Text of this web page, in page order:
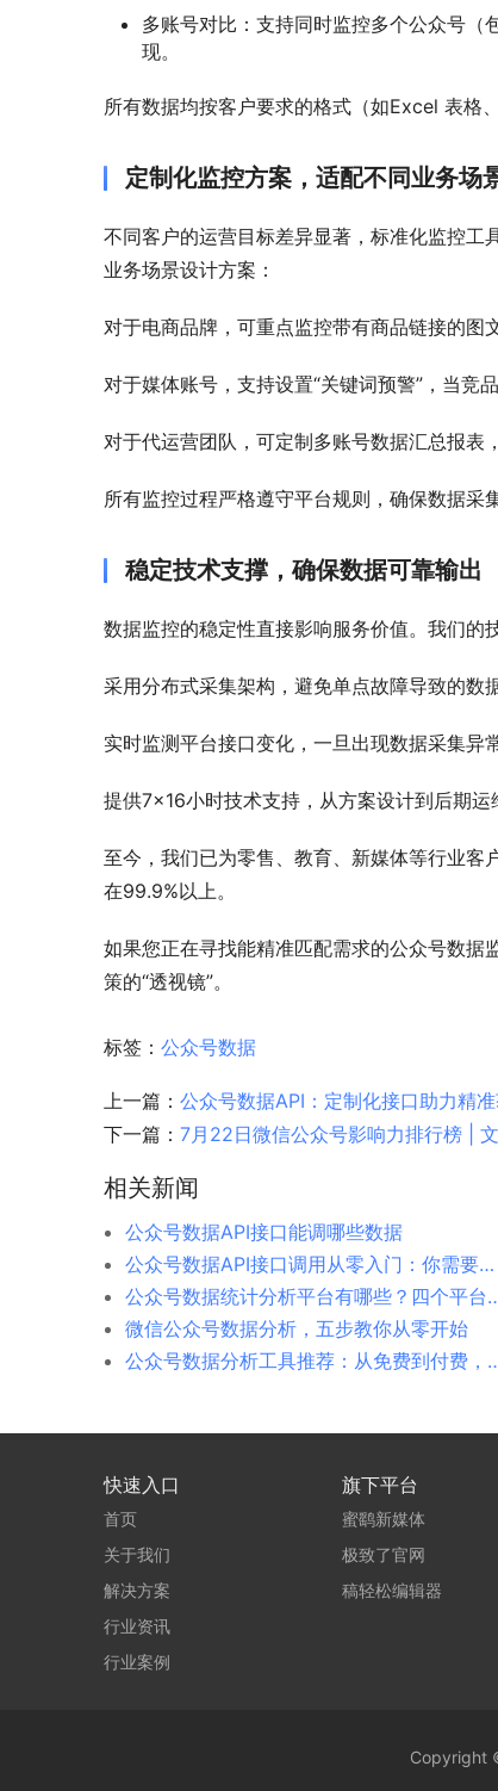
多账号对比：支持同时监控多个公众号（
现。
所有数据均按客户要求的格式（如Excel 表格
定制化监控方案，适配不同业务场
不同客户的运营目标差异显著，标准化监控工
业务场景设计方案：
对于电商品牌，可重点监控带有商品链接的图
对于媒体账号，支持设置“关键词预警”，当竞
对于代运营团队，可定制多账号数据汇总报表
所有监控过程严格遵守平台规则，确保数据采
稳定技术支撑，确保数据可靠输出
数据监控的稳定性直接影响服务价值。我们的
采用分布式采集架构，避免单点故障导致的数
实时监测平台接口变化，一旦出现数据采集异
提供7×16小时技术支持，从方案设计到后期运
至今，我们已为零售、教育、新媒体等行业
在99.9%以上。
如果您正在寻找能精准匹配需求的公众号数据
策的“透视镜”。
标签： 公众号数据
上一篇： 公众号数据API：定制化接口助力精
下一篇： 7月22日微信公众号影响力排行榜 |
相关新闻
公众号数据API接口能调哪些数据
公众号数据API接口调用从零入门：你需要知道的一切
公众号数据统计分析平
微信公众号数据分析，五步教你从零开始
公众号数据分析工具推荐
快速入口
首页
关于我们
解决方案
行业资讯
行业案例
旗下平台
蜜鹞新媒体
极致了官网
稿轻松编辑器
Copyright